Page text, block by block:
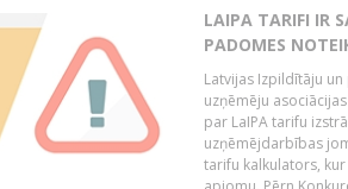
LAIPA TARIFI IR
PADOMES
Latvijas Izpildītāju
uzņēmēju
par LaIPA tarifu
uzņēmējdarbības
tarifu kalkulators,